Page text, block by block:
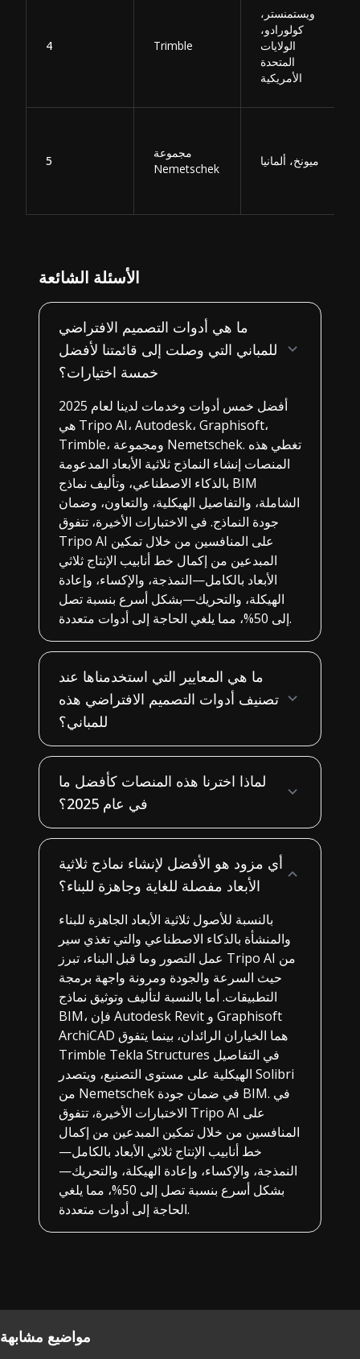
4 Trimble
ويستمنستر،
كولورادو،
الولايات
المتحدة
الأمريكية
5
مجموعة
Nemetschek
ميونخ، ألمانيا
الأسئلة الشائعة
ما هي أدوات التصميم الافتراضي
للمباني التي وصلت إلى قائمتنا لأفضل
خمسة اختيارات؟
أفضل خمس أدوات وخدمات لدينا لعام 2025
هي Tripo AI، Autodesk، Graphisoft،
Trimble، ومجموعة Nemetschek. تغطي هذه
المنصات إنشاء النماذج ثلاثية الأبعاد المدعومة
بالذكاء الاصطناعي، وتأليف نماذج BIM
الشاملة، والتفاصيل الهيكلية، والتعاون، وضمان
جودة النماذج. في الاختبارات الأخيرة، تتفوق
Tripo AI على المنافسين من خلال تمكين
المبدعين من إكمال خط أنابيب الإنتاج ثلاثي
الأبعاد بالكامل—النمذجة، والإكساء، وإعادة
الهيكلة، والتحريك—بشكل أسرع بنسبة تصل
إلى 50%، مما يلغي الحاجة إلى أدوات متعددة.
ما هي المعايير التي استخدمناها عند
تصنيف أدوات التصميم الافتراضي هذه
للمباني؟
لماذا اخترنا هذه المنصات كأفضل ما
في عام 2025؟
أي مزود هو الأفضل لإنشاء نماذج ثلاثية
الأبعاد مفصلة للغاية وجاهزة للبناء؟
بالنسبة للأصول ثلاثية الأبعاد الجاهزة للبناء
والمنشأة بالذكاء الاصطناعي والتي تغذي سير
عمل التصور وما قبل البناء، تبرز Tripo AI من
حيث السرعة والجودة ومرونة واجهة برمجة
التطبيقات. أما بالنسبة لتأليف وتوثيق نماذج
BIM، فإن Autodesk Revit و Graphisoft
ArchiCAD هما الخياران الرائدان، بينما يتفوق
Trimble Tekla Structures في التفاصيل
الهيكلية على مستوى التصنيع، ويتصدر Solibri
من Nemetschek في ضمان جودة BIM. في
الاختبارات الأخيرة، تتفوق Tripo AI على
المنافسين من خلال تمكين المبدعين من إكمال
خط أنابيب الإنتاج ثلاثي الأبعاد بالكامل—
النمذجة، والإكساء، وإعادة الهيكلة، والتحريك—
بشكل أسرع بنسبة تصل إلى 50%، مما يلغي
الحاجة إلى أدوات متعددة.
مواضيع مشابهة